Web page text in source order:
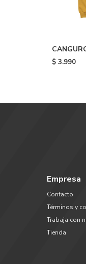
Yellow
$ 3.990
Empresa
Contacto
Términos y
Trabaja con
Tienda